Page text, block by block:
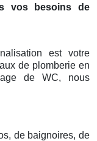
vos besoins de
est votre
de plomberie en
de WC, nous
de baignoires, de